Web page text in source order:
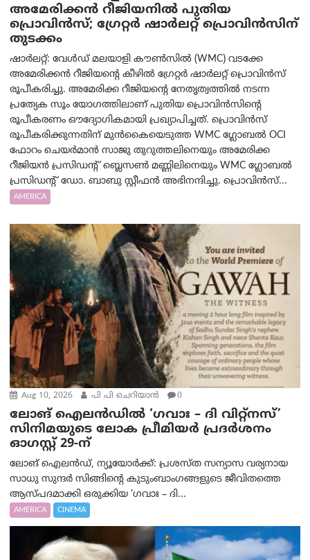
അമേരിക്കൻ റീജിയനിൽ പുതിയ
പ്രൊവിൻസ്; ഗ്രേറ്റർ ഷാർലറ്റ് പ്രൊവിൻസിന്
തുടക്കം
ഷാർലറ്റ്: വേൾഡ് മലയാളി കൗൺസിൽ (WMC) വടക്കേ
അമേരിക്കൻ റീജിയന്റെ കീഴിൽ ഗ്രേറ്റർ ഷാർലറ്റ് പ്രൊവിൻസ്
രൂപീകരിച്ചു. അമേരിക്ക റീജിയന്റെ നേതൃത്വത്തിൽ നടന്ന
പ്രത്യേക സൂം യോഗത്തിലാണ് പുതിയ പ്രൊവിൻസിന്റെ
രൂപീകരണം ഔദ്യോഗികമായി പ്രഖ്യാപിച്ചത്. പ്രൊവിൻസ്
രൂപീകരിക്കുന്നതിന് മുൻകൈയെടുത്ത WMC ഗ്ലോബൽ OCI
ഫോറം ചെയർമാൻ സാജു തുറുത്തലിനെയും അമേരിക്ക
റീജിയൻ പ്രസിഡന്റ് ബ്ലെസൺ മണ്ണിലിനെയും WMC ഗ്ലോബൽ
പ്രസിഡന്റ് ഡോ. ബാബു സ്റ്റീഫൻ അഭിനന്ദിച്ചു. പ്രൊവിൻസ്...
AMERICA
Aug 10, 2026 പി പി ചെറിയാൻ 0
ലോങ് ഐലൻഡിൽ ‘ഗവാഃ – ദി വിറ്റ്‌നസ്’
സിനിമയുടെ ലോക പ്രീമിയർ പ്രദർശനം
ഓഗസ്റ്റ് 29-ന്
ലോങ് ഐലൻഡ്, ന്യൂയോർക്ക്: പ്രശസ്ത സന്യാസ വര്യനായ
സാധു സുന്ദർ സിങ്ങിന്റെ കുടുംബാംഗങ്ങളുടെ ജീവിതത്തെ
ആസ്പദമാക്കി ഒരുക്കിയ ‘ഗവാഃ – ദി...
AMERICA CINEMA